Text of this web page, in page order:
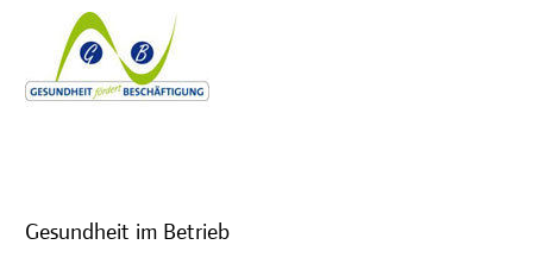
Gesundheit im Betrieb